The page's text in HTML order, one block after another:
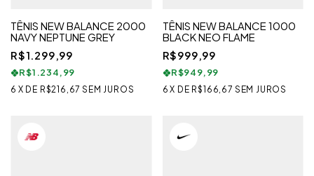
TÊNIS NEW BALANCE 2000
NAVY NEPTUNE GREY
R$1.299,99
R$1.234,99
6 X DE R$216,67 SEM JUROS
TÊNIS NEW BALANCE 1000
BLACK NEO FLAME
R$999,99
R$949,99
6 X DE R$166,67 SEM JUROS